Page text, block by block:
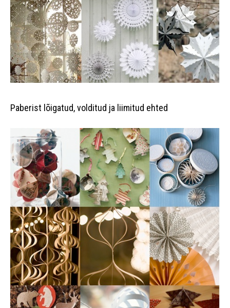
Paberist lõigatud, volditud ja liimitud ehted